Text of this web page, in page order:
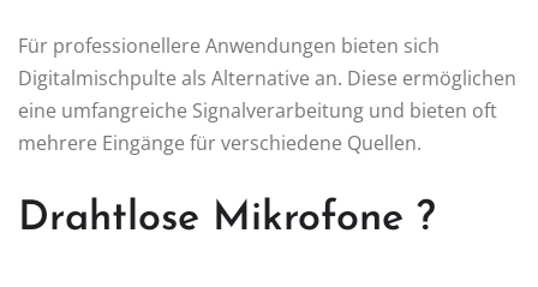
Für professionellere Anwendungen bieten sich
Digitalmischpulte als Alternative an. Diese ermöglichen
eine umfangreiche Signalverarbeitung und bieten oft
mehrere Eingänge für verschiedene Quellen.
Drahtlose Mikrofone ?